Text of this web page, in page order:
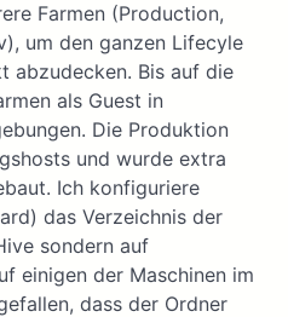
Farmen (Production,
um den ganzen Lifecyle
abzudecken. Bis auf die
als Guest in
Die Produktion
und wurde extra
Ich konfiguriere
das Verzeichnis der
sondern auf
einigen der Maschinen im
dass der Ordner